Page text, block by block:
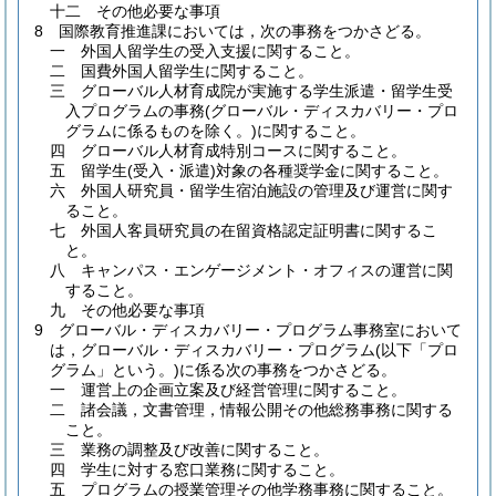
十二
その他必要な事項
8
国際教育推進課においては，次の事務をつかさどる。
一
外国人留学生の受入支援に関すること。
二
国費外国人留学生に関すること。
三
グローバル人材育成院が実施する学生派遣・留学生受
入プログラムの事務(グローバル・ディスカバリー・プロ
グラムに係るものを除く。)に関すること。
四
グローバル人材育成特別コースに関すること。
五
留学生(受入・派遣)対象の各種奨学金に関すること。
六
外国人研究員・留学生宿泊施設の管理及び運営に関す
ること。
七
外国人客員研究員の在留資格認定証明書に関するこ
と。
八
キャンパス・エンゲージメント・オフィスの運営に関
すること。
九
その他必要な事項
9
グローバル・ディスカバリー・プログラム事務室において
は，グローバル・ディスカバリー・プログラム(以下「プロ
グラム」という。)に係る次の事務をつかさどる。
一
運営上の企画立案及び経営管理に関すること。
二
諸会議，文書管理，情報公開その他総務事務に関する
こと。
三
業務の調整及び改善に関すること。
四
学生に対する窓口業務に関すること。
五
プログラムの授業管理その他学務事務に関すること。